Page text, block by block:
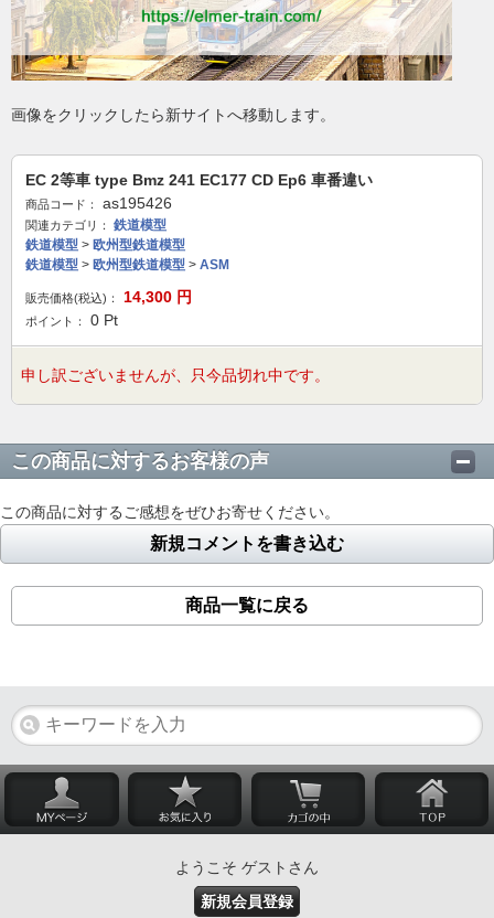
画像をクリックしたら新サイトへ移動します。
EC 2等車 type Bmz 241 EC177 CD Ep6 車番違い
商品コード： as195426
関連カテゴリ：
鉄道模型
鉄道模型 > 欧州型鉄道模型
鉄道模型 > 欧州型鉄道模型 > ASM
販売価格(税込)： 14,300 円
ポイント： 0 Pt
申し訳ございませんが、只今品切れ中です。
この商品に対するお客様の声
この商品に対するご感想をぜひお寄せください。
新規コメントを書き込む
商品一覧に戻る
ようこそ ゲストさん
新規会員登録